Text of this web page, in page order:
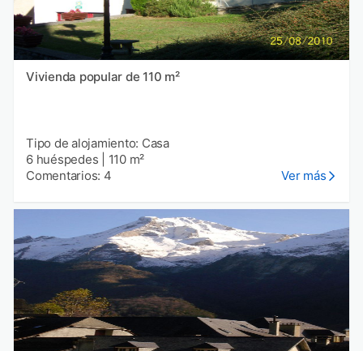
Vivienda popular de 110 m²
Tipo de alojamiento: Casa
6 huéspedes
110 m²
Comentarios: 4
Ver más